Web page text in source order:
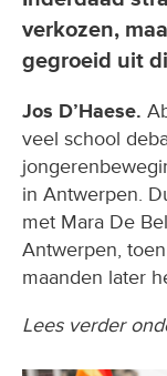
verkozen,
gegroeid uit
Jos D’Haese.
veel school
in Antwerpen.
met Mara De
Antwerpen,
maanden later
Lees verder